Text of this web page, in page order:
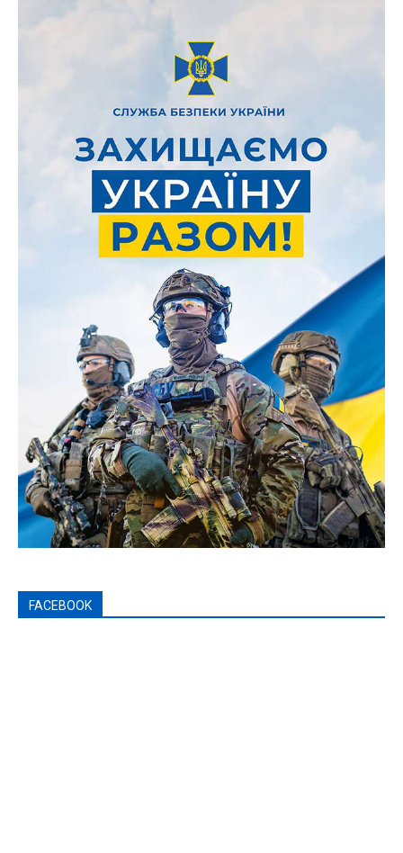
FACEBOOK